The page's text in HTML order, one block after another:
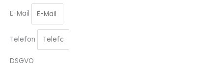
E-Mail
Telefon
DSGVO